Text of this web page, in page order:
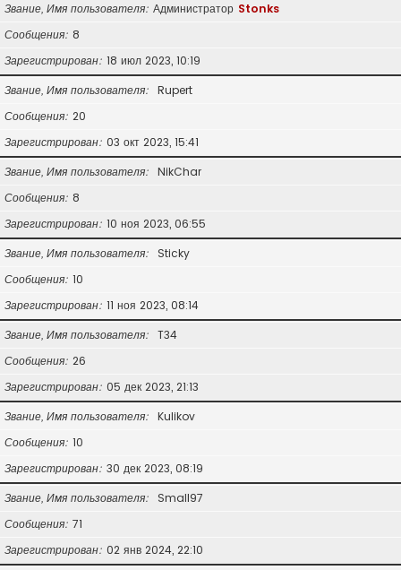
Звание, Имя пользователя Администратор Stonks
Сообщения 8
Зарегистрирован 18 июл 2023, 10:19
Звание, Имя пользователя
Rupert
Сообщения 20
Зарегистрирован 03 окт 2023, 15:41
Звание, Имя пользователя
NikChar
Сообщения 8
Зарегистрирован 10 ноя 2023, 06:55
Звание, Имя пользователя
Sticky
Сообщения 10
Зарегистрирован 11 ноя 2023, 08:14
Звание, Имя пользователя
T34
Сообщения 26
Зарегистрирован 05 дек 2023, 21:13
Звание, Имя пользователя
Kulikov
Сообщения 10
Зарегистрирован 30 дек 2023, 08:19
Звание, Имя пользователя
Small97
Сообщения 71
Зарегистрирован 02 янв 2024, 22:10